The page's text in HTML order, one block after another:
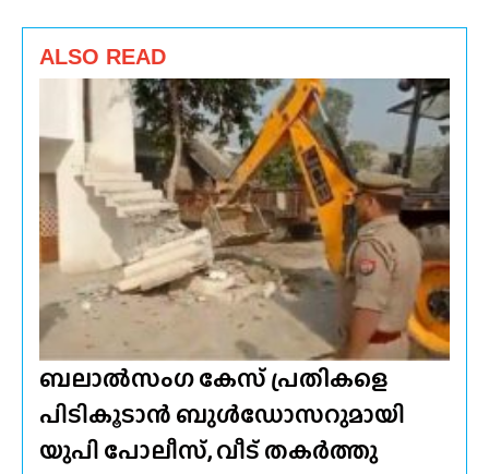
ALSO READ
ബലാൽസംഗ കേസ് പ്രതികളെ
പിടികൂടാൻ ബുൾഡോസറുമായി
യുപി പോലീസ്, വീട് തകർത്തു